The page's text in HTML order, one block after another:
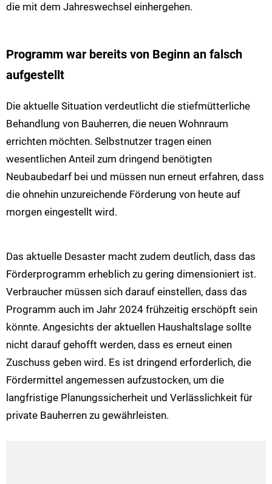
die mit dem Jahreswechsel einhergehen.
Programm war bereits von Beginn an falsch
aufgestellt
Die aktuelle Situation verdeutlicht die stiefmütterliche
Behandlung von Bauherren, die neuen Wohnraum
errichten möchten. Selbstnutzer tragen einen
wesentlichen Anteil zum dringend benötigten
Neubaubedarf bei und müssen nun erneut erfahren, dass
die ohnehin unzureichende Förderung von heute auf
morgen eingestellt wird.
Das aktuelle Desaster macht zudem deutlich, dass das
Förderprogramm erheblich zu gering dimensioniert ist.
Verbraucher müssen sich darauf einstellen, dass das
Programm auch im Jahr 2024 frühzeitig erschöpft sein
könnte. Angesichts der aktuellen Haushaltslage sollte
nicht darauf gehofft werden, dass es erneut einen
Zuschuss geben wird. Es ist dringend erforderlich, die
Fördermittel angemessen aufzustocken, um die
langfristige Planungssicherheit und Verlässlichkeit für
private Bauherren zu gewährleisten.